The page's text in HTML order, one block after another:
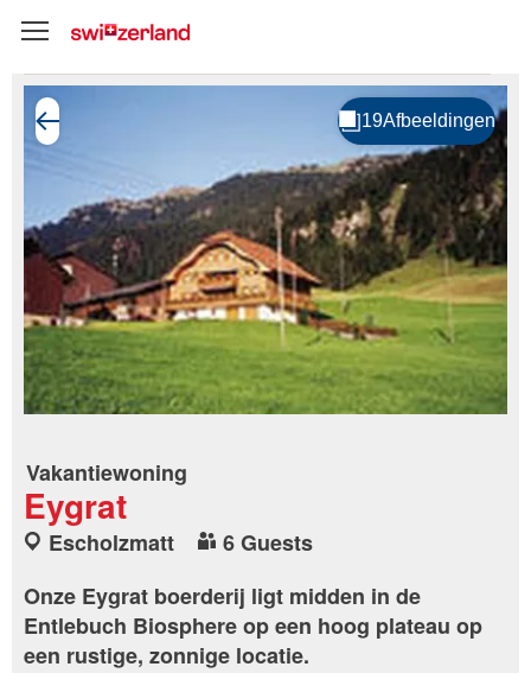
Vakantiewoning
Eygrat
Escholzmatt
6 Guests
Onze Eygrat boerderij ligt midden in de
Entlebuch Biosphere op een hoog plateau op
een rustige, zonnige locatie.